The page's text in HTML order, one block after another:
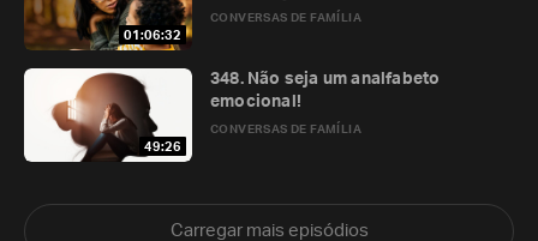
01:06:32
CONVERSAS DE FAMÍLIA
49:26
CONVERSAS DE FAMÍLIA
348. Não seja um analfabeto
emocional!
Carregar mais episódios